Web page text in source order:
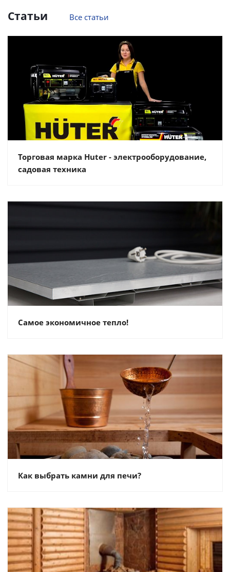
Статьи Все статьи
Торговая марка Huter - электрооборудование,
садовая техника
Самое экономичное тепло!
Как выбрать камни для печи?